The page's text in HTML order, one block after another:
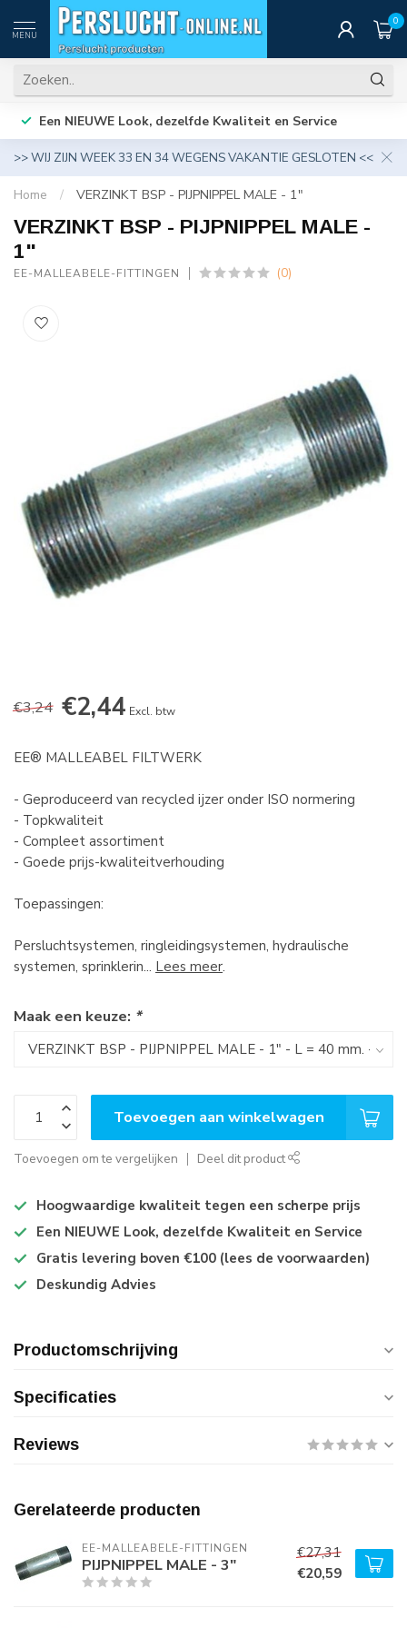
MENU
0
Een NIEUWE Look, dezelfde Kwaliteit en Service
>> WIJ ZIJN WEEK 33 EN 34 WEGENS VAKANTIE GESLOTEN <<
Home / VERZINKT BSP - PIJPNIPPEL MALE - 1"
VERZINKT BSP - PIJPNIPPEL MALE -
1"
EE-MALLEABELE-FITTINGEN (0)
€3,24 €2,44 Excl. btw
EE® MALLEABEL FILTWERK
- Geproduceerd van recycled ijzer onder ISO normering
- Topkwaliteit
- Compleet assortiment
- Goede prijs-kwaliteitverhouding
Toepassingen:
Persluchtsystemen, ringleidingsystemen, hydraulische
systemen, sprinklerin... Lees meer.
Maak een keuze: *
Toevoegen aan winkelwagen
Toevoegen om te vergelijken Deel dit product
Hoogwaardige kwaliteit tegen een scherpe prijs
Een NIEUWE Look, dezelfde Kwaliteit en Service
Gratis levering boven €100 (lees de voorwaarden)
Deskundig Advies
Productomschrijving
Specificaties
Reviews
Gerelateerde producten
EE-MALLEABELE-FITTINGEN
PIJPNIPPEL MALE - 3"
€27,31
€20,59